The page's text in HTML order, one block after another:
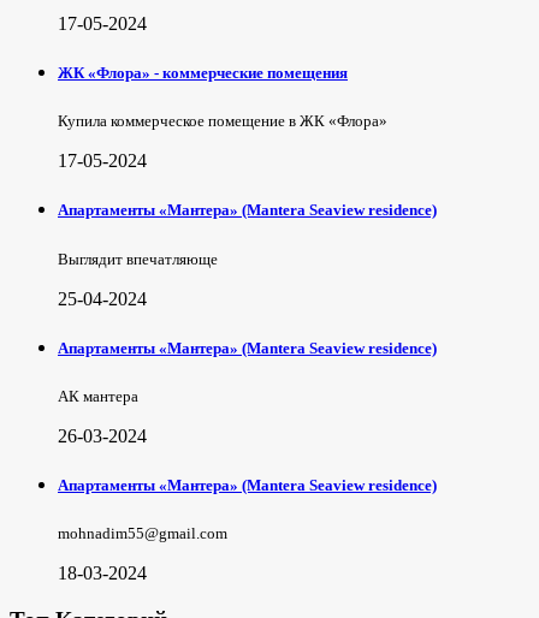
17-05-2024
ЖК «Флора» - коммерческие помещения
Купила коммерческое помещение в ЖК «Флора»
17-05-2024
Апартаменты «Мантера» (Mantera Seaview rеsidence)
Выглядит впечатляюще
25-04-2024
Апартаменты «Мантера» (Mantera Seaview rеsidence)
АК мантера
26-03-2024
Апартаменты «Мантера» (Mantera Seaview rеsidence)
mohnadim55@gmail.com
18-03-2024